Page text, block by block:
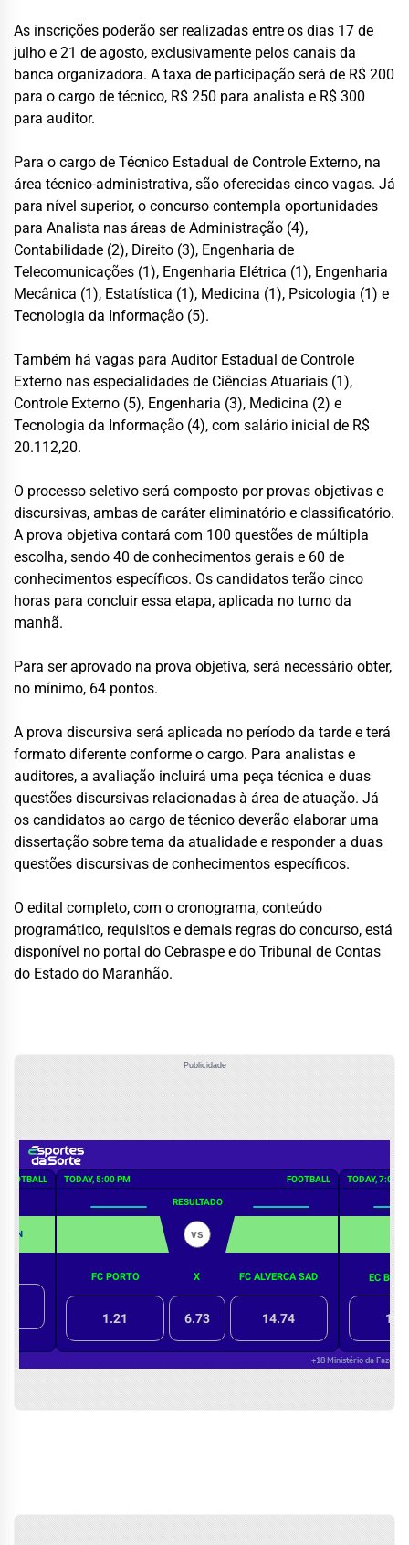
As inscrições poderão ser realizadas entre os dias 17 de
julho e 21 de agosto, exclusivamente pelos canais da
banca organizadora. A taxa de participação será de R$ 200
para o cargo de técnico, R$ 250 para analista e R$ 300
para auditor.
Para o cargo de Técnico Estadual de Controle Externo, na
área técnico-administrativa, são oferecidas cinco vagas. Já
para nível superior, o concurso contempla oportunidades
para Analista nas áreas de Administração (4),
Contabilidade (2), Direito (3), Engenharia de
Telecomunicações (1), Engenharia Elétrica (1), Engenharia
Mecânica (1), Estatística (1), Medicina (1), Psicologia (1) e
Tecnologia da Informação (5).
Também há vagas para Auditor Estadual de Controle
Externo nas especialidades de Ciências Atuariais (1),
Controle Externo (5), Engenharia (3), Medicina (2) e
Tecnologia da Informação (4), com salário inicial de R$
20.112,20.
O processo seletivo será composto por provas objetivas e
discursivas, ambas de caráter eliminatório e classificatório.
A prova objetiva contará com 100 questões de múltipla
escolha, sendo 40 de conhecimentos gerais e 60 de
conhecimentos específicos. Os candidatos terão cinco
horas para concluir essa etapa, aplicada no turno da
manhã.
Para ser aprovado na prova objetiva, será necessário obter,
no mínimo, 64 pontos.
A prova discursiva será aplicada no período da tarde e terá
formato diferente conforme o cargo. Para analistas e
auditores, a avaliação incluirá uma peça técnica e duas
questões discursivas relacionadas à área de atuação. Já
os candidatos ao cargo de técnico deverão elaborar uma
dissertação sobre tema da atualidade e responder a duas
questões discursivas de conhecimentos específicos.
O edital completo, com o cronograma, conteúdo
programático, requisitos e demais regras do concurso, está
disponível no portal do Cebraspe e do Tribunal de Contas
do Estado do Maranhão.
Publicidade